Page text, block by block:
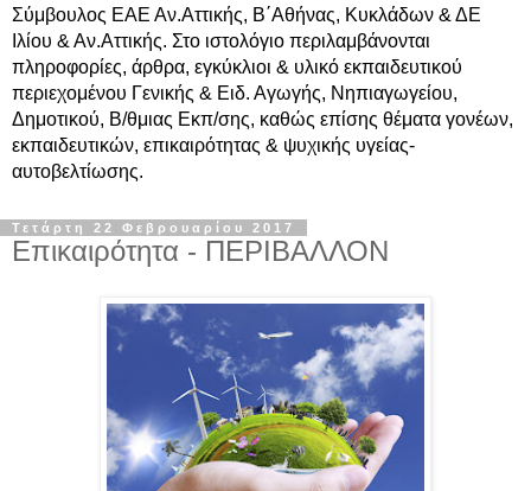
Σύμβουλος ΕΑΕ Αν.Αττικής, Β΄Αθήνας, Κυκλάδων & ΔΕ
Ιλίου & Αν.Αττικής. Στο ιστολόγιο περιλαμβάνονται
πληροφορίες, άρθρα, εγκύκλιοι & υλικό εκπαιδευτικού
περιεχομένου Γενικής & Ειδ. Αγωγής, Νηπιαγωγείου,
Δημοτικού, Β/θμιας Εκπ/σης, καθώς επίσης θέματα γονέων,
εκπαιδευτικών, επικαιρότητας & ψυχικής υγείας-
αυτοβελτίωσης.
Τετάρτη 22 Φεβρουαρίου 2017
Επικαιρότητα - ΠΕΡΙΒΑΛΛΟΝ